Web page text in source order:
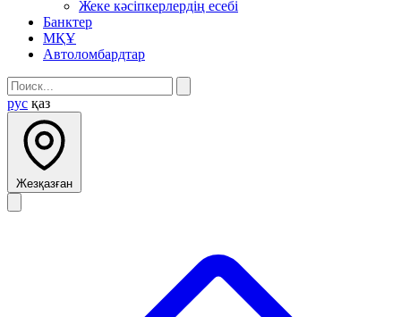
Жеке кәсіпкерлердің есебі
Банктер
МҚҰ
Автоломбардтар
рус қаз
Жезқазған